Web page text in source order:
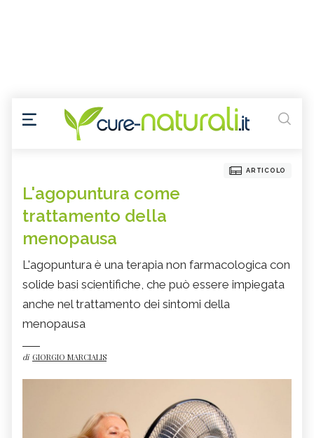
ARTICOLO
L'agopuntura come
trattamento della
menopausa
L'agopuntura è una terapia non farmacologica con
solide basi scientifiche, che può essere impiegata
anche nel trattamento dei sintomi della
menopausa
di GIORGIO MARCIALIS